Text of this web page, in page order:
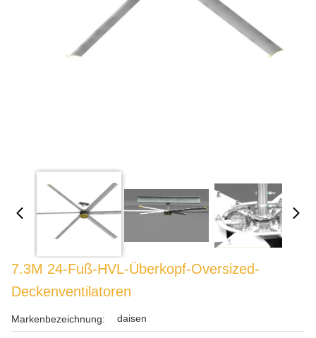
7.3M 24-Fuß-HVL-Überkopf-Oversized-
Deckenventilatoren
Markenbezeichnung: daisen